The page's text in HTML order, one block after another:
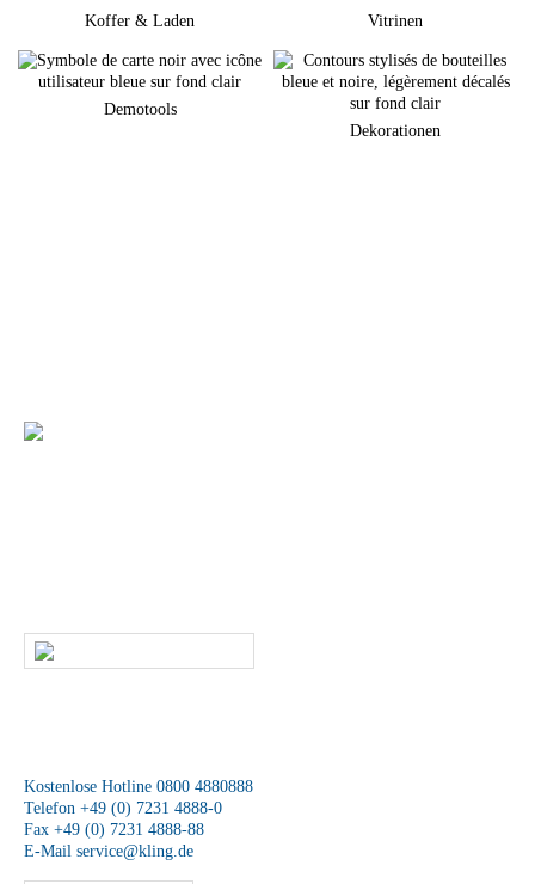
Koffer & Laden Vitrinen
Demotools
Dekorationen
Kostenlose Hotline 0800 4880888
Telefon +49 (0) 7231 4888-0
Fax +49 (0) 7231 4888-88
E-Mail service@kling.de